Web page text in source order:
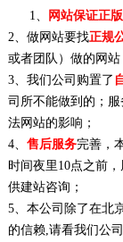
1、 网站保证正版
2、做网站要找正规
或者团队）做的网
3、我们公司购置了
司所不能做到的；
法网站的影响；
4、 售后服务完善，
时间夜里10点之前
供建站咨询；
5、本公司除了在北
的信赖,请看我们公司